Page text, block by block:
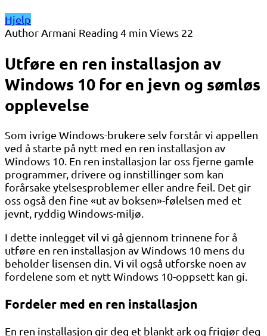
Hjelp
AuthorArmani Reading 4 min Views 22
Utføre en ren installasjon av
Windows 10 for en jevn og sømløs
opplevelse
Som ivrige Windows-brukere selv forstår vi appellen
ved å starte på nytt med en ren installasjon av
Windows 10. En ren installasjon lar oss fjerne gamle
programmer, drivere og innstillinger som kan
forårsake ytelsesproblemer eller andre feil. Det gir
oss også den fine «ut av boksen»-følelsen med et
jevnt, ryddig Windows-miljø.
I dette innlegget vil vi gå gjennom trinnene for å
utføre en ren installasjon av Windows 10 mens du
beholder lisensen din. Vi vil også utforske noen av
fordelene som et nytt Windows 10-oppsett kan gi.
Fordeler med en ren installasjon
En ren installasjon gir deg et blankt ark og frigjør deg